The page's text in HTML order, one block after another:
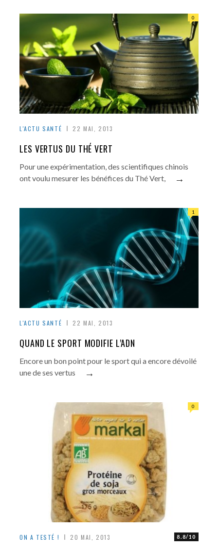
L'ACTU SANTÉ 22 MAI, 2013
0
LES VERTUS DU THÉ VERT
Pour une expérimentation, des scientifiques chinois
ont voulu mesurer les bénéfices du Thé Vert,
→
L'ACTU SANTÉ 22 MAI, 2013
1
QUAND LE SPORT MODIFIE L’ADN
Encore un bon point pour le sport qui a encore dévoilé
une de ses vertus
→
ON A TESTÉ ! 20 MAI, 2013 8.8/10
0